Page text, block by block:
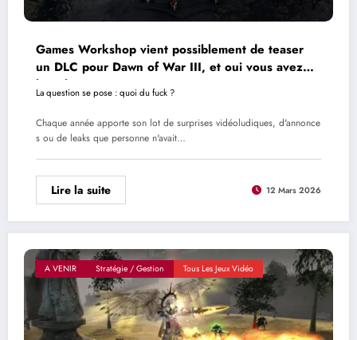
Games Workshop vient possiblement de teaser
un DLC pour Dawn of War III, et oui vous avez
bien lu
La question se pose : quoi du fuck ?
Chaque année apporte son lot de surprises vidéoludiques, d'annonce
s ou de leaks que personne n'avait…
Lire la suite 12 Mars 2026
A VENIR Stratégie / Gestion Tous Les Jeux Vidéo